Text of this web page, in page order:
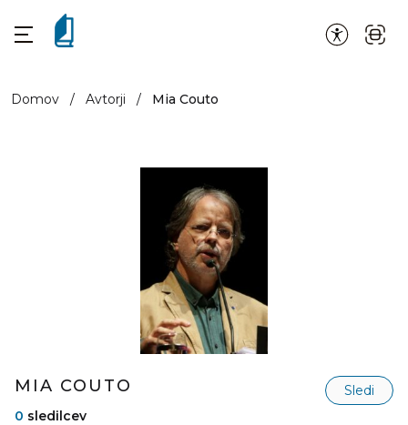
Domov / Avtorji / Mia Couto
MIA COUTO
Sledi
0 sledilcev